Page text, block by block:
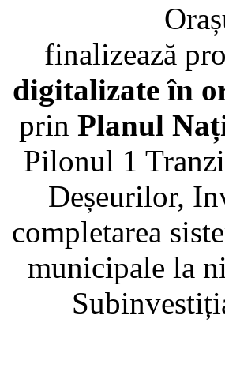
Orașul
finalizează
digitalizate în
prin Planul
Pilonul 1
Deșeurilor,
completarea
municipale la